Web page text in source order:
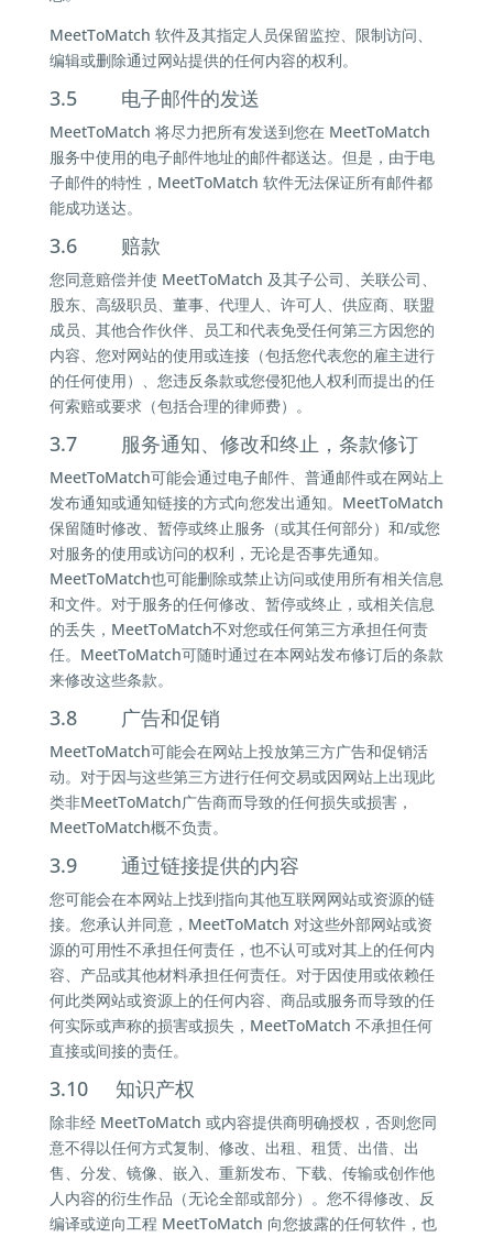
MeetToMatch 软件及其指定人员保留监控、限制访问、
编辑或删除通过网站提供的任何内容的权利。
3.5 电子邮件的发送
MeetToMatch 将尽力把所有发送到您在 MeetToMatch
服务中使用的电子邮件地址的邮件都送达。但是，由于电
子邮件的特性，MeetToMatch 软件无法保证所有邮件都
能成功送达。
3.6 赔款
您同意赔偿并使 MeetToMatch 及其子公司、关联公司、
股东、高级职员、董事、代理人、许可人、供应商、联盟
成员、其他合作伙伴、员工和代表免受任何第三方因您的
内容、您对网站的使用或连接（包括您代表您的雇主进行
的任何使用）、您违反条款或您侵犯他人权利而提出的任
何索赔或要求（包括合理的律师费）。
3.7 服务通知、修改和终止，条款修订
MeetToMatch可能会通过电子邮件、普通邮件或在网站上
发布通知或通知链接的方式向您发出通知。MeetToMatch
保留随时修改、暂停或终止服务（或其任何部分）和/或您
对服务的使用或访问的权利，无论是否事先通知。
MeetToMatch也可能删除或禁止访问或使用所有相关信息
和文件。对于服务的任何修改、暂停或终止，或相关信息
的丢失，MeetToMatch不对您或任何第三方承担任何责
任。MeetToMatch可随时通过在本网站发布修订后的条款
来修改这些条款。
3.8 广告和促销
MeetToMatch可能会在网站上投放第三方广告和促销活
动。对于因与这些第三方进行任何交易或因网站上出现此
类非MeetToMatch广告商而导致的任何损失或损害，
MeetToMatch概不负责。
3.9 通过链接提供的内容
您可能会在本网站上找到指向其他互联网网站或资源的链
接。您承认并同意，MeetToMatch 对这些外部网站或资
源的可用性不承担任何责任，也不认可或对其上的任何内
容、产品或其他材料承担任何责任。对于因使用或依赖任
何此类网站或资源上的任何内容、商品或服务而导致的任
何实际或声称的损害或损失，MeetToMatch 不承担任何
直接或间接的责任。
3.10 知识产权
除非经 MeetToMatch 或内容提供商明确授权，否则您同
意不得以任何方式复制、修改、出租、租赁、出借、出
售、分发、镜像、嵌入、重新发布、下载、传输或创作他
人内容的衍生作品（无论全部或部分）。您不得修改、反
编译或逆向工程 MeetToMatch 向您披露的任何软件，也